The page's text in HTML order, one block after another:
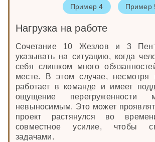
Пример 4 Пример
Нагрузка на работе
Сочетание 10 Жезлов и 3
указывать на ситуацию, когда
себя слишком много
месте. В этом случае,
работает в команде и имеет
ощущение перегруженности
невыносимым. Это может
проект растянулся во
совместное усилие, чтобы
задачами.